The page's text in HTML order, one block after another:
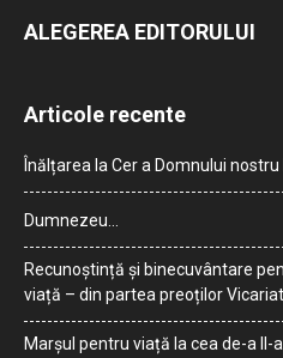
ALEGEREA EDITORULUI
Articole recente
Înălțarea la Cer a Domnului nostru
Dumnezeu…
Recunoștință și binecuvântare
viață – din partea preoților
Marșul pentru viață la cea de-a II-